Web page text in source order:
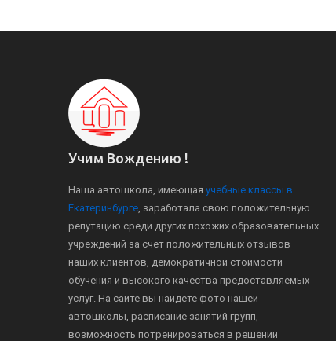
Учим Вождению !
Наша автошкола, имеющая учебные классы в
Екатеринбурге, заработала свою положительную
репутацию среди других похожих образовательных
учреждений за счет положительных отзывов
наших клиентов, демократичной стоимости
обучения и высокого качества предоставляемых
услуг. На сайте вы найдете фото нашей
автошколы, расписание занятий групп,
возможность потренироваться в решении